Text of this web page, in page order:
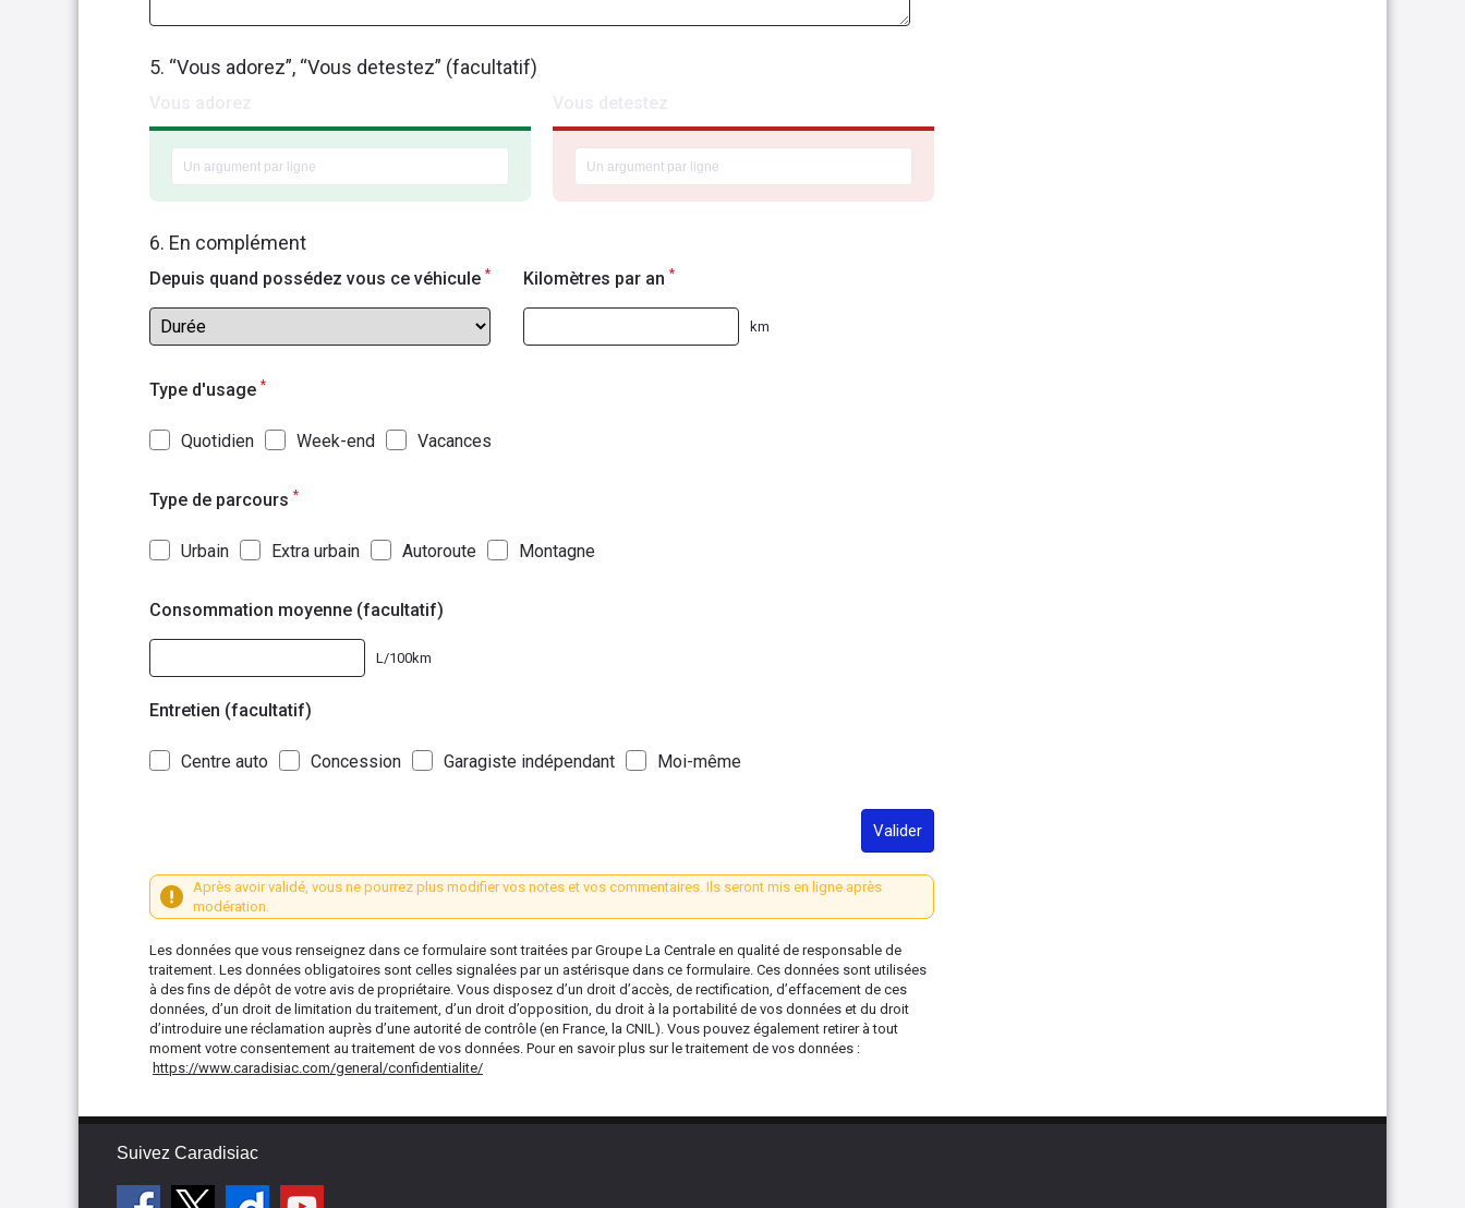
5. “Vous adorez”, “Vous detestez” (facultatif)
6. En complément
Depuis quand possédez vous ce véhicule * Kilomètres par an *
km
Type d'usage *
Quotidien Week-end Vacances
Type de parcours *
Urbain Extra urbain Autoroute Montagne
Consommation moyenne (facultatif)
L/100km
Entretien (facultatif)
Centre auto Concession Garagiste indépendant Moi-même
Valider
Après avoir validé, vous ne pourrez plus modifier vos notes et vos commentaires. Ils seront mis en ligne après
modération.
Les données que vous renseignez dans ce formulaire sont traitées par Groupe La Centrale en qualité de responsable de
traitement. Les données obligatoires sont celles signalées par un astérisque dans ce formulaire. Ces données sont utilisées
à des fins de dépôt de votre avis de propriétaire. Vous disposez d’un droit d’accès, de rectification, d’effacement de ces
données, d’un droit de limitation du traitement, d’un droit d’opposition, du droit à la portabilité de vos données et du droit
d’introduire une réclamation auprès d’une autorité de contrôle (en France, la CNIL). Vous pouvez également retirer à tout
moment votre consentement au traitement de vos données. Pour en savoir plus sur le traitement de vos données :
https://www.caradisiac.com/general/confidentialite/
Suivez Caradisiac